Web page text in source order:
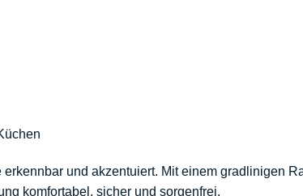
und akzentuiert. Mit einem gradlinigen
komfortabel, sicher und sorgenfrei.